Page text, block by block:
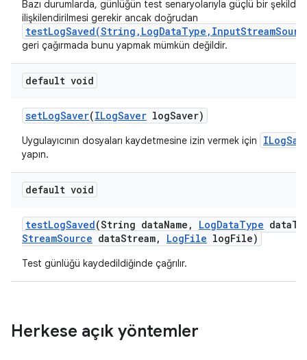
Bazı durumlarda, günlüğün test senaryolarıyla güçlü bir şekilde
ilişkilendirilmesi gerekir ancak doğrudan
geri çağırmada bunu yapmak mümkün değildir.
default void
setLogSaver(ILogSaver logSaver)
Uygulayıcının dosyaları kaydetmesine izin vermek için
yapın.
default void
testLogSaved(String dataName , LogDataType data
StreamSource dataStream, LogFile logFile)
Test günlüğü kaydedildiğinde çağrılır.
Herkese açık yöntemler